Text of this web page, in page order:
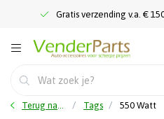
Gratis verzending v.a. €
Terug naar home Tags 550 Watt